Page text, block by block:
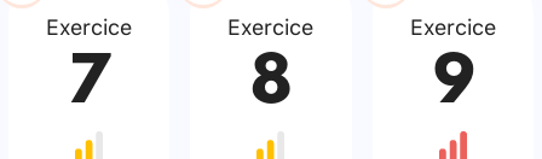
Exercice
7
Exercice
8
Exercice
9